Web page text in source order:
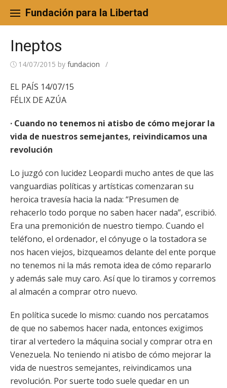
content
Fundación para la Libertad
Ineptos
14/07/2015 by fundacion /
EL PAÍS 14/07/15
FÉLIX DE AZÚA
· Cuando no tenemos ni atisbo de cómo mejorar la
vida de nuestros semejantes, reivindicamos una
revolución
Lo juzgó con lucidez Leopardi mucho antes de que las
vanguardias políticas y artísticas comenzaran su
heroica travesía hacia la nada: “Presumen de
rehacerlo todo porque no saben hacer nada”, escribió.
Era una premonición de nuestro tiempo. Cuando el
teléfono, el ordenador, el cónyuge o la tostadora se
nos hacen viejos, bizqueamos delante del ente porque
no tenemos ni la más remota idea de cómo repararlo
y además sale muy caro. Así que lo tiramos y corremos
al almacén a comprar otro nuevo.
En política sucede lo mismo: cuando nos percatamos
de que no sabemos hacer nada, entonces exigimos
tirar al vertedero la máquina social y comprar otra en
Venezuela. No teniendo ni atisbo de cómo mejorar la
vida de nuestros semejantes, reivindicamos una
revolución. Por suerte todo suele quedar en un